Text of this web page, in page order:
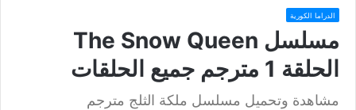
الدراما الكورية
مسلسل The Snow Queen
الحلقة 1 مترجم جميع الحلقات
مشاهدة وتحميل مسلسل ملكة الثلج مترجم